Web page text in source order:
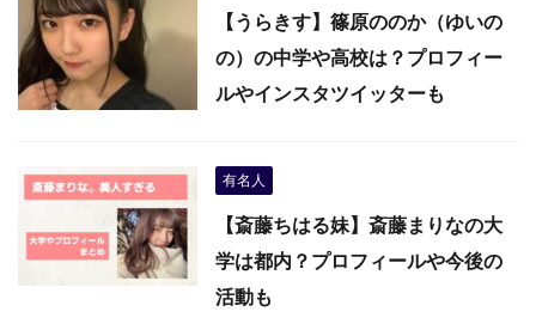
【うらきす】篠原ののか（ゆいの
の）の中学や高校は？プロフィー
ルやインスタツイッターも
有名人
【斎藤ちはる妹】斎藤まりなの大
学は都内？プロフィールや今後の
活動も